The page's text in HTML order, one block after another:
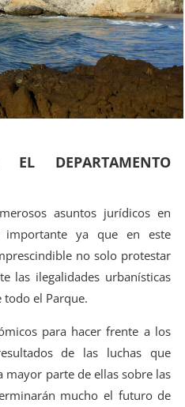
EL DEPARTAMENTO
asuntos jurídicos en
ya que en este
no solo protestar
las ilegalidades urbanísticas
todo el Parque.
para hacer frente a los
de las luchas que
mayor parte de ellas sobre las
mucho el futuro de